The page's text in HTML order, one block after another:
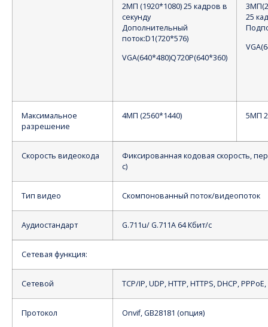
2МП (1920*1080) 25 кадров в
секунду
Дополнительный
поток:D1(720*576)
VGA(640*480)Q720P(640*360)
25
Максимальное
разрешение
4МП (2560*1440) 5МП
Скорость видеокода
Фиксированная кодовая скорость,
с)
Тип видео Скомпонованный поток/видеопоток
Аудиостандарт G.711u/ G.711A 64 Кбит/с
Сетевая функция:
Сетевой TCP/IP, UDP, HTTP, HTTPS, DHCP,
Протокол Onvif, GB28181 (опция)